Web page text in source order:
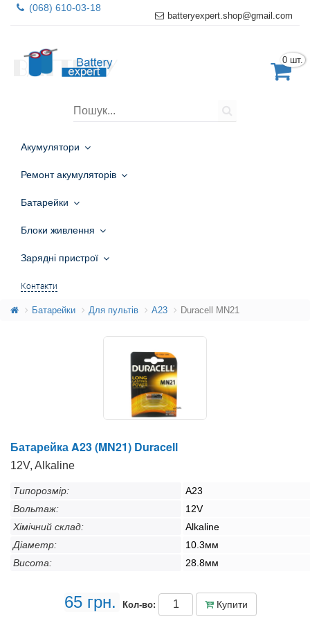
(068) 610-03-18
batteryexpert.shop@gmail.com
0 шт.
Акумулятори
Ремонт акумуляторів
Батарейки
Блоки живлення
Зарядні пристрої
Контакти
Батарейки Для пультів A23 Duracell MN21
Батарейка A23 (MN21) Duracell
12V, Alkaline
Типорозмір:
A23
Вольтаж:
12V
Хімічний склад:
Alkaline
Діаметр:
10.3мм
Висота:
28.8мм
65 грн. Кол-во: Купити